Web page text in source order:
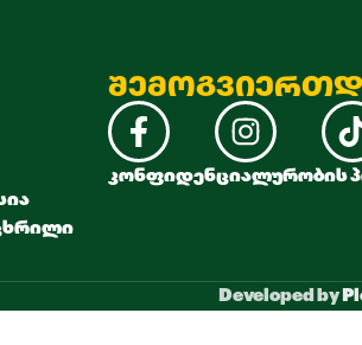
კონფიდენციალურობის
Developed by